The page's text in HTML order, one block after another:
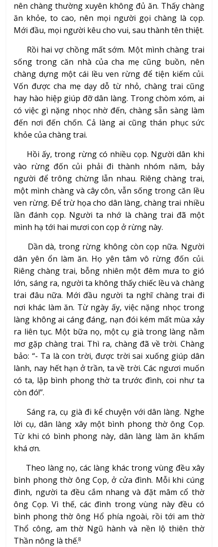
nên chàng thường xuyên không đủ ăn. Thấy chàng
ăn khỏe, to cao, nên mọi người gọi chàng là cọp.
Mới đầu, mọi người kêu cho vui, sau thành tên thiệt.
Rồi hai vợ chồng mất sớm. Một mình chàng trai
sống trong căn nhà của cha mẹ cũng buồn, nên
chàng dựng một cái lều ven rừng để tiện kiếm củi.
Vốn được cha mẹ dạy dỗ từ nhỏ, chàng trai cũng
hay hào hiệp giúp đỡ dân làng. Trong chòm xóm, ai
có việc gì nặng nhọc nhờ đến, chàng sẵn sàng làm
đến nơi đến chốn. Cả làng ai cũng thán phục sức
khỏe của chàng trai.
Hồi ấy, trong rừng có nhiều cọp. Người dân khi
vào rừng đốn củi phải đi thành nhóm năm, bảy
người để trông chừng lẫn nhau. Riêng chàng trai,
một mình chàng và cây côn, vẫn sống trong căn lều
ven rừng. Để trừ họa cho dân làng, chàng trai nhiều
lần đánh cọp. Người ta nhớ là chàng trai đã một
mình hạ tới hai mươi con cọp ở rừng này.
Dần dà, trong rừng không còn cọp nữa. Người
dân yên ổn làm ăn. Họ yên tâm vô rừng đốn củi.
Riêng chàng trai, bỗng nhiên một đêm mưa to gió
lớn, sáng ra, người ta không thấy chiếc lều và chàng
trai đâu nữa. Mới đầu người ta nghĩ chàng trai đi
nơi khác làm ăn. Từ ngày ấy, việc nặng nhọc trong
làng không ai cáng đáng, nạn đói kém mất mùa xảy
ra liên tục. Một bữa nọ, một cụ già trong làng nằm
mơ gặp chàng trai. Thì ra, chàng đã về trời. Chàng
bảo: “- Ta là con trời, được trời sai xuống giúp dân
lành, nay hết hạn ở trần, ta về trời. Các ngươi muốn
có ta, lập bình phong thờ ta trước đình, coi như ta
còn đó!”.
Sáng ra, cụ già đi kể chuyện với dân làng. Nghe
lời cụ, dân làng xây một bình phong thờ ông Cọp.
Từ khi có bình phong này, dân làng làm ăn khấm
khá ơn.
Theo làng nọ, các làng khác trong vùng đều xây
bình phong thờ ông Cọp, ở cửa đình. Mỗi khi cúng
đình, người ta đều cắm nhang và đặt mâm cổ thờ
ông Cọp. Vì thế, các đình trong vùng này đều có
bình phong thờ ông Hổ phía ngoài, rồi tới am thờ
Thổ công, am thờ Ngũ hành và nền lộ thiên thờ
Thần nông là thế.8